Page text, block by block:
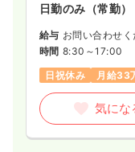
日勤のみ（常勤）
給与 お問い合わせ
時間 8:30～17:00
日祝休み
月給33
気にな